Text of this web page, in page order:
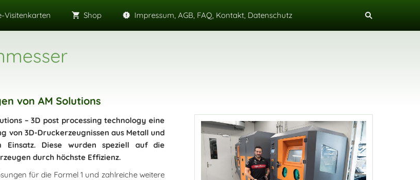
Visitenkarten Shop Impressum, AGB, FAQ, Kontakt, Datenschutz
von AM Solutions
– 3D post processing technology eine
von 3D-Druckerzeugnissen aus Metall und
Diese wurden speziell auf die
durch höchste Effizienz.
für die Formel 1 und zahlreiche weitere